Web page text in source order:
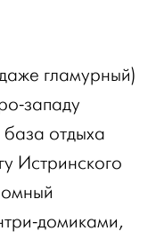
гламурный)
западу
отдыха
Истринского
домиками,